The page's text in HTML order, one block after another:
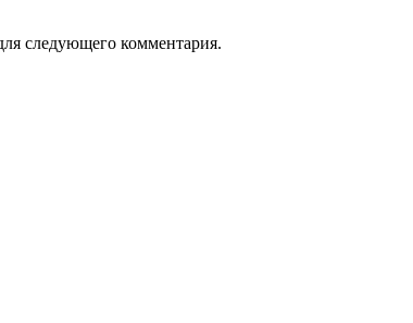
следующего комментария.